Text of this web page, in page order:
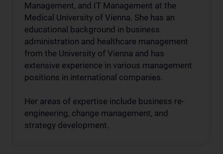
Management, and IT Management at the
Medical University of Vienna. She has an
educational background in business
administration and healthcare management
from the University of Vienna and has
extensive experience in various management
positions in international companies.
Her areas of expertise include business re-
engineering, change management, and
strategy development.